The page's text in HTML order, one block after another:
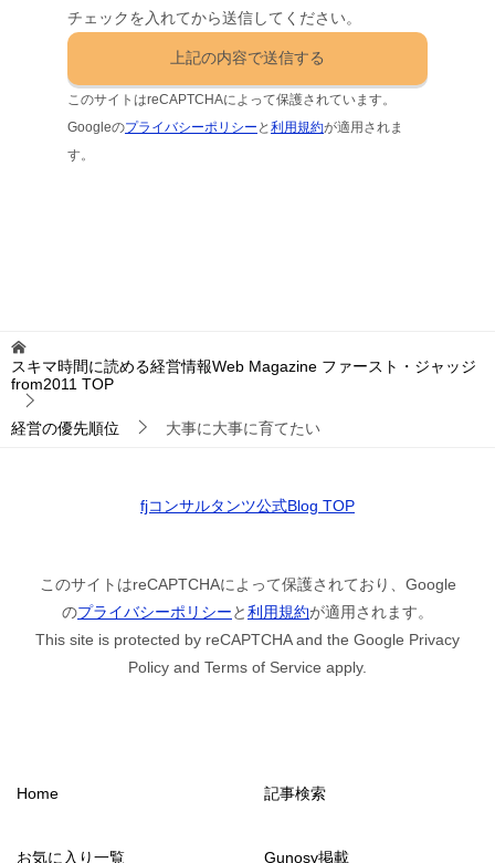
チェックを入れてから送信してください。
このサイトはreCAPTCHAによって保護されています。
Googleのプライバシーポリシー と利用規約が適用されま
す。
スキマ時間に読める経営情報Web Magazine ファースト・ジャッジ
from2011 TOP
経営の優先順位 大事に大事に育てたい
fjコンサルタンツ公式Blog TOP
このサイトはreCAPTCHAによって保護されており、Google
のプライバシーポリシーと利用規約が適用されます。
This site is protected by reCAPTCHA and the Google Privacy
Policy and Terms of Service apply.
Home 記事検索
お気に入り一覧 Gunosy掲載